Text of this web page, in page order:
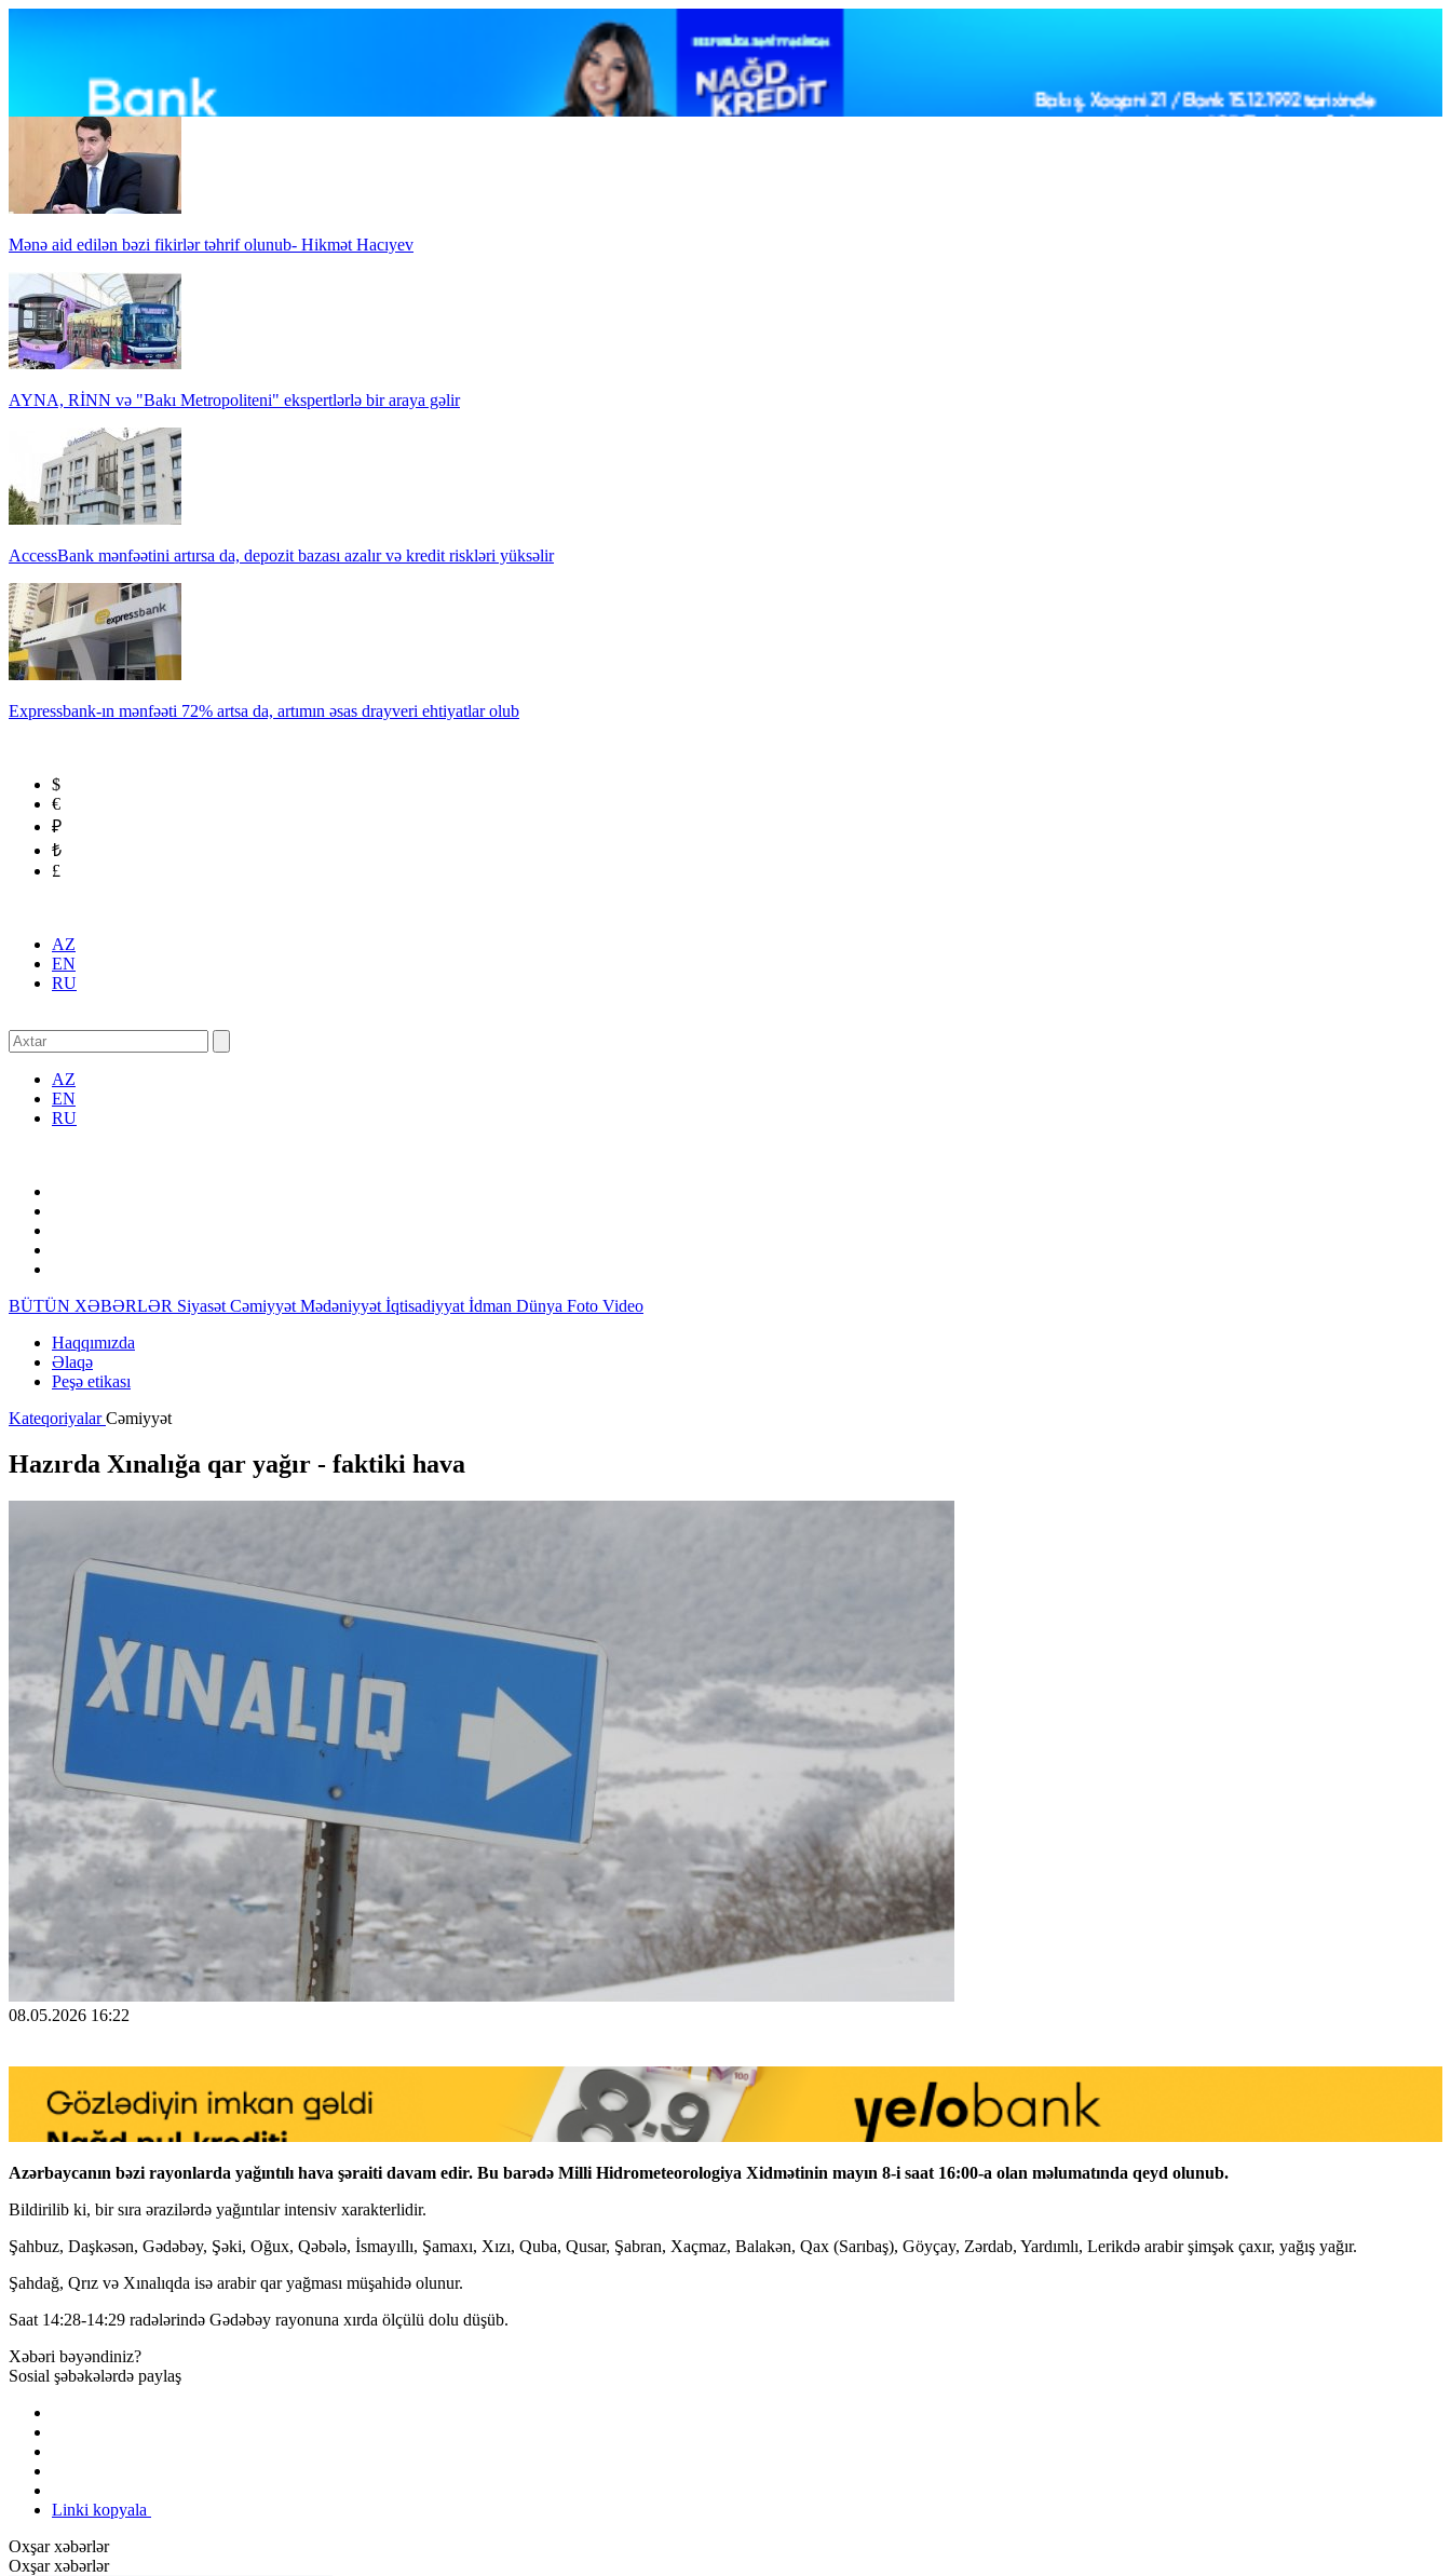
Mənə aid edilən bəzi fikirlər təhrif olunub- Hikmət Hacıyev
AYNA, RİNN və "Bakı Metropoliteni" ekspertlərlə bir araya gəlir
AccessBank mənfəətini artırsa da, depozit bazası azalır və kredit riskləri yüksəlir
Expressbank-ın mənfəəti 72% artsa da, artımın əsas drayveri ehtiyatlar olub
$
€
₽
₺
£
AZ
EN
RU
AZ
EN
RU
BÜTÜN XƏBƏRLƏR Siyasət Cəmiyyət Mədəniyyət İqtisadiyyat İdman Dünya Foto Video
Haqqımızda
Əlaqə
Peşə etikası
KateqoriyalarCəmiyyət
Hazırda Xınalığa qar yağır - faktiki hava
08.05.2026 16:22
Azərbaycanın bəzi rayonlarda yağıntılı hava şəraiti davam edir. Bu barədə Milli Hidrometeorologiya Xidmətinin mayın 8-i saat 16:00-a olan məlumatında qeyd olunub.
Bildirilib ki, bir sıra ərazilərdə yağıntılar intensiv xarakterlidir.
Şahbuz, Daşkəsən, Gədəbəy, Şəki, Oğux, Qəbələ, İsmayıllı, Şamaxı, Xızı, Quba, Qusar, Şabran, Xaçmaz, Balakən, Qax (Sarıbaş), Göyçay, Zərdab, Yardımlı, Lerikdə arabir şimşək çaxır, yağış yağır.
Şahdağ, Qrız və Xınalıqda isə arabir qar yağması müşahidə olunur.
Saat 14:28-14:29 radələrində Gədəbəy rayonuna xırda ölçülü dolu düşüb.
Xəbəri bəyəndiniz?
Sosial şəbəkələrdə paylaş
Linki kopyala
Oxşar xəbərlər
Oxşar xəbərlər